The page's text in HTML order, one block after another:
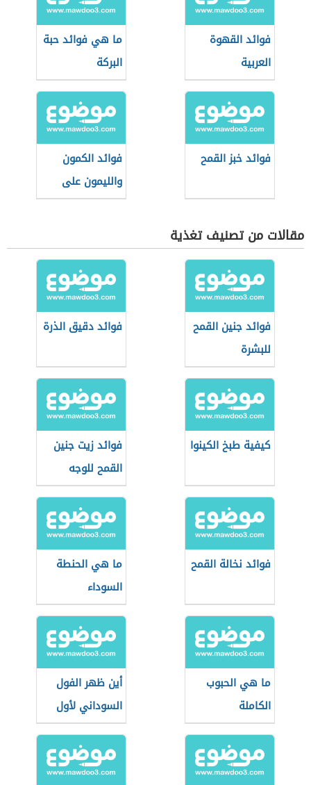
فوائد القهوة
العربية
ما هي فوائد حبة
البركة
فوائد خبز القمح
فوائد الكمون
والليمون على
الريق
مقالات من تصنيف تغذية
فوائد جنين القمح
للبشرة
فوائد دقيق الذرة
كيفية طبخ الكينوا
فوائد زيت جنين
القمح للوجه
فوائد نخالة القمح
ما هي الحنطة
السوداء
ما هي الحبوب
الكاملة
أين ظهر الفول
السوداني لأول
مرة